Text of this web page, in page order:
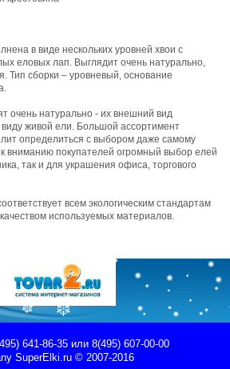
в виде нескольких уровней хвои с
еловых лап. Выглядит очень натурально,
Тип сборки – уровневый, основание
очень натурально - их внешний вид
живой ели. Большой ассортимент
определиться с выбором даже самому
вниманию покупателей огромный выбор елей
так и для украшения офиса, торгового
всем экологическим стандартам
используемых материалов.
641-86-35 или 8(495) 607-00-00
SuperElki.ru © 2007-2016